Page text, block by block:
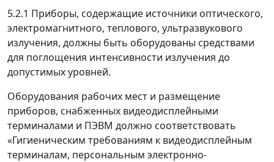
5.2.1 Приборы, содержащие источники оптического,
электромагнитного, теплового, ультразвукового
излучения, должны быть оборудованы средствами
для поглощения интенсивности излучения до
допустимых уровней.
Оборудования рабочих мест и размещение
приборов, снабженных видеодисплейными
терминалами и ПЭВМ должно соответствовать
«Гигиеническим требованиям к видеодисплейным
терминалам, персональным электронно-